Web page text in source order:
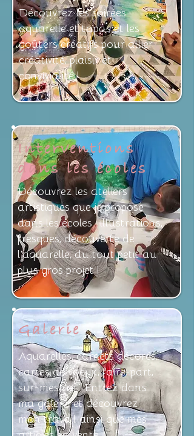
Découvrez les soirées
aquarelle et tapas et les
goûters créatifs pour allier
créativité, plaisir et
convivialité !
Interventions
dans les écoles
Découvrez les ateliers
artistiques que je propose
dans les écoles : illustrations,
fresques, découverte de
l'aquarelle, du tout petit au
plus gros projet !
Galerie
Aquarelles, carnets décorés,
cartes de voeux, faire-part,
sur-mesure... Entrez dans
ma galerie et découvrez
mon travail ainsi que mes